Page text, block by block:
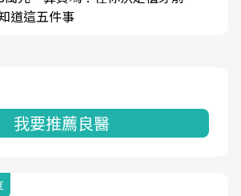
道這五件事
我要推薦良醫